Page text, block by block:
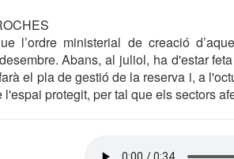
l’ordre ministerial de creació
Abans, al juliol, ha d'estar
el pla de gestió de la reserva i, a
protegit, per tal que els sectors